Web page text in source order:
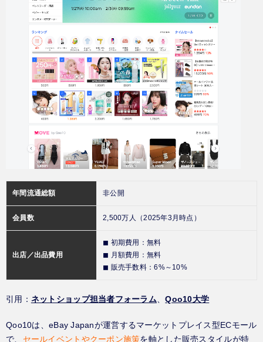
年間流通総額 非公開
会員数 2,500万人（2025年3月時点）
出店／出品費用
◼︎ 初期費用：無料
◼︎ 月額費用：無料
◼︎ 販売手数料：6%～10%
引用： ネットショップ担当者フォーラム、Qoo10大学
Qoo10は、eBay Japanが運営するマーケットプレイス型ECモール
で、 セールイベントやクーポン施策を軸とした販売スタイルが特